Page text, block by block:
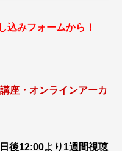
込みフォームから！
座・オンラインアーカ
後12:00より1週間視聴